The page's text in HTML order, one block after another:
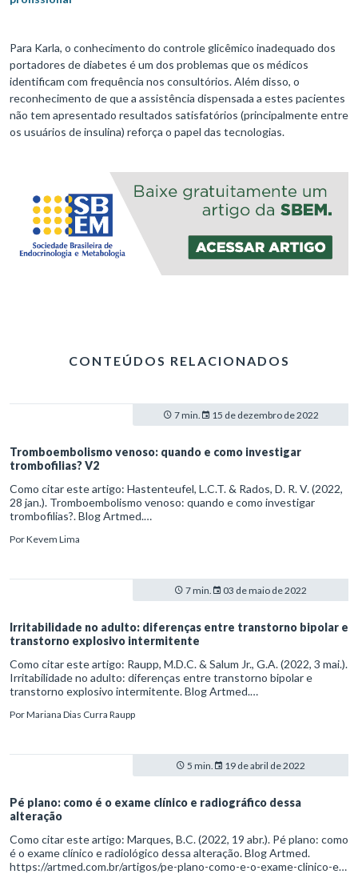
Para Karla, o conhecimento do controle glicêmico inadequado dos
portadores de diabetes é um dos problemas que os médicos
identificam com frequência nos consultórios. Além disso, o
reconhecimento de que a assistência dispensada a estes pacientes
não tem apresentado resultados satisfatórios (principalmente entre
os usuários de insulina) reforça o papel das tecnologias.
CONTEÚDOS RELACIONADOS
7 min. 15 de dezembro de 2022
Tromboembolismo venoso: quando e como investigar
trombofilias? V2
Como citar este artigo: Hastenteufel, L.C.T. & Rados, D. R. V. (2022,
28 jan.). Tromboembolismo venoso: quando e como investigar
trombofilias?. Blog Artmed.
como-investigar-trombofilias-v2
PorKevem Lima
7 min. 03 de maio de 2022
Irritabilidade no adulto: diferenças entre transtorno bipolar e
transtorno explosivo intermitente
Como citar este artigo: Raupp, M.D.C. & Salum Jr., G.A. (2022, 3 mai.).
Irritabilidade no adulto: diferenças entre transtorno bipolar e
transtorno explosivo intermitente. Blog Artmed.
entre-transtorno-bipolar-e-transtorno-explosivo-intermitente
PorMariana Dias Curra Raupp
5 min. 19 de abril de 2022
Pé plano: como é o exame clínico e radiográfico dessa
alteração
Como citar este artigo: Marques, B.C. (2022, 19 abr.). Pé plano: como
é o exame clínico e radiológico dessa alteração. Blog Artmed.
https://artmed.com.br/artigos/pe-plano-como-e-o-exame-clinico-e-